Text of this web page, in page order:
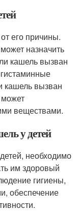
его причины.
назначить
кашель вызван
кашель вызван
веществами.
у детей
необходимо
им здоровый
гигиены,
обеспечение